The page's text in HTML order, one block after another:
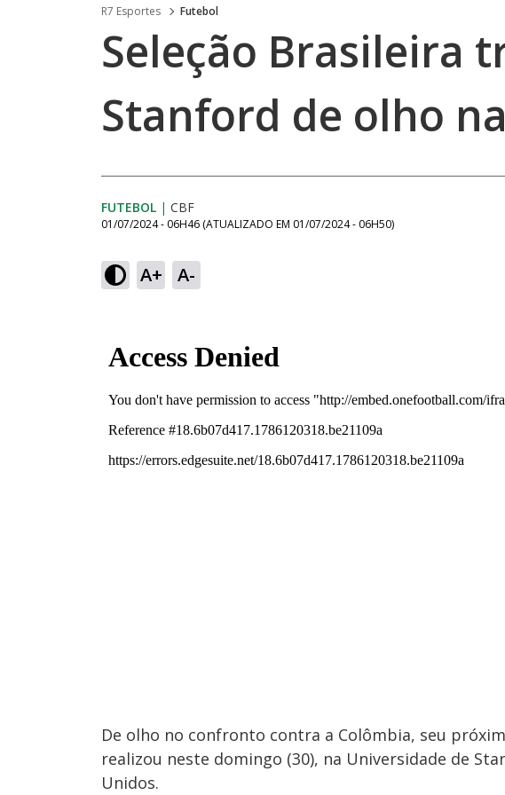
R7 Esportes Futebol
Seleção Brasileira
Stanford de olho
FUTEBOL | CBF
01/07/2024 - 06H46 (ATUALIZADO EM 01/07/2024 - 06H50)
A+ A-
De olho no confronto contra a Colômbia, seu
realizou neste domingo (30), na Universidade de
Unidos.